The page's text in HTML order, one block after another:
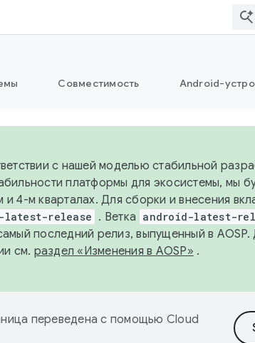
Совместимость Android-
с нашей моделью стабильной
платформы для экосистемы, мы
4-м кварталах. Для сборки и внесения
latest-release . Ветка android-latest-
последний релиз, выпущенный в AOSP.
см. раздел «Изменения в AOSP» .
переведена с помощью Cloud